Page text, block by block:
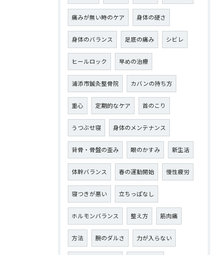
痛みが無い時のケア 身体の硬さ
身体のバランス 足底の痛み シビレ
ヒールロック 早めの治療
浦添市鍼灸整骨院 カバンの持ち方
重心 定期的なケア 首のこり
うつぶせ寝 身体のメンテナンス
背骨・骨盤の歪み 眼のかすみ 新生活
体幹バランス 春の運動開始 慢性疲労
寝つきが悪い 立ちっぱなし
ホルモンバランス 整え方 筋肉痛
方法 腕のダルさ 力が入らない